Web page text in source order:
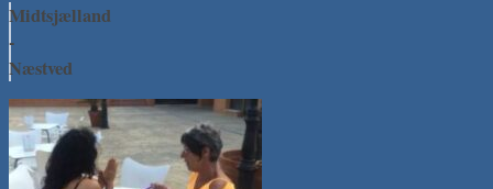
Midtsjælland
-
Næstved